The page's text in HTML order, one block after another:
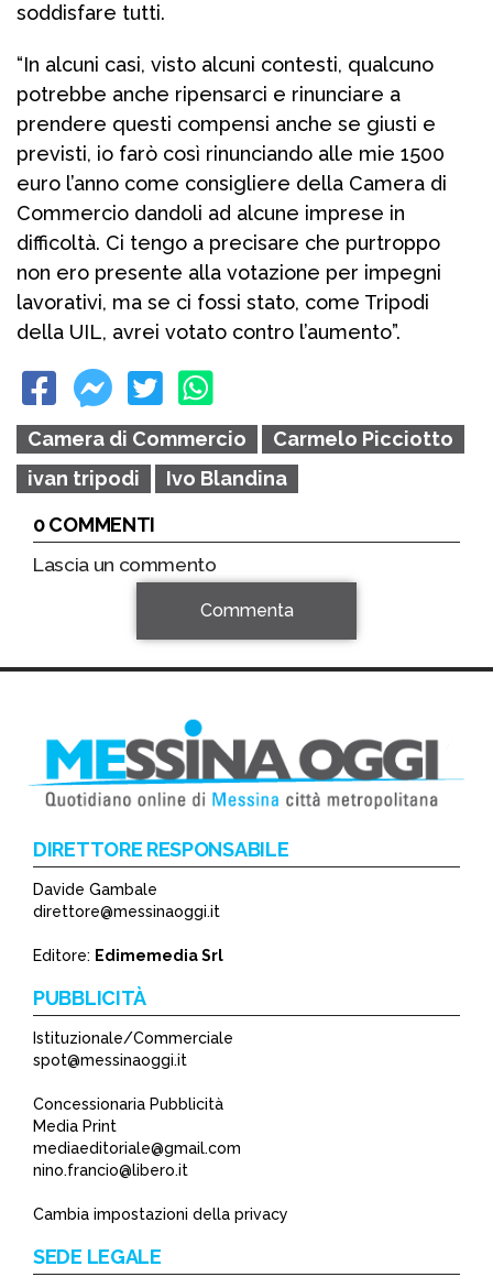
soddisfare tutti.
“In alcuni casi, visto alcuni contesti, qualcuno
potrebbe anche ripensarci e rinunciare a
prendere questi compensi anche se giusti e
previsti, io farò così rinunciando alle mie 1500
euro l’anno come consigliere della Camera di
Commercio dandoli ad alcune imprese in
difficoltà. Ci tengo a precisare che purtroppo
non ero presente alla votazione per impegni
lavorativi, ma se ci fossi stato, come Tripodi
della UIL, avrei votato contro l’aumento”.
Camera di Commercio
Carmelo Picciotto
ivan tripodi
Ivo Blandina
0 COMMENTI
Lascia un commento
*
Commenta
DIRETTORE RESPONSABILE
Davide Gambale
direttore@messinaoggi.it
Editore: Edimemedia Srl
PUBBLICITÀ
Istituzionale/Commerciale
spot@messinaoggi.it
Concessionaria Pubblicità
Media Print
mediaeditoriale@gmail.com
nino.francio@libero.it
Cambia impostazioni della privacy
SEDE LEGALE